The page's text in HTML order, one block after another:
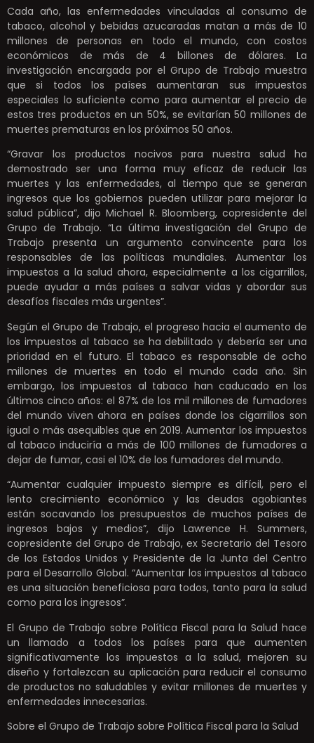
Cada año, las enfermedades vinculadas al consumo de
tabaco, alcohol y bebidas azucaradas matan a más de 10
millones de personas en todo el mundo, con costos
económicos de más de 4 billones de dólares. La
investigación encargada por el Grupo de Trabajo muestra
que si todos los países aumentaran sus impuestos
especiales lo suficiente como para aumentar el precio de
estos tres productos en un 50%, se evitarían 50 millones de
muertes prematuras en los próximos 50 años.
“Gravar los productos nocivos para nuestra salud ha
demostrado ser una forma muy eficaz de reducir las
muertes y las enfermedades, al tiempo que se generan
ingresos que los gobiernos pueden utilizar para mejorar la
salud pública”, dijo Michael R. Bloomberg, copresidente del
Grupo de Trabajo. “La última investigación del Grupo de
Trabajo presenta un argumento convincente para los
responsables de las políticas mundiales. Aumentar los
impuestos a la salud ahora, especialmente a los cigarrillos,
puede ayudar a más países a salvar vidas y abordar sus
desafíos fiscales más urgentes”.
Según el Grupo de Trabajo, el progreso hacia el aumento de
los impuestos al tabaco se ha debilitado y debería ser una
prioridad en el futuro. El tabaco es responsable de ocho
millones de muertes en todo el mundo cada año. Sin
embargo, los impuestos al tabaco han caducado en los
últimos cinco años: el 87% de los mil millones de fumadores
del mundo viven ahora en países donde los cigarrillos son
igual o más asequibles que en 2019. Aumentar los impuestos
al tabaco induciría a más de 100 millones de fumadores a
dejar de fumar, casi el 10% de los fumadores del mundo.
“Aumentar cualquier impuesto siempre es difícil, pero el
lento crecimiento económico y las deudas agobiantes
están socavando los presupuestos de muchos países de
ingresos bajos y medios”, dijo Lawrence H. Summers,
copresidente del Grupo de Trabajo, ex Secretario del Tesoro
de los Estados Unidos y Presidente de la Junta del Centro
para el Desarrollo Global. “Aumentar los impuestos al tabaco
es una situación beneficiosa para todos, tanto para la salud
como para los ingresos”.
El Grupo de Trabajo sobre Política Fiscal para la Salud hace
un llamado a todos los países para que aumenten
significativamente los impuestos a la salud, mejoren su
diseño y fortalezcan su aplicación para reducir el consumo
de productos no saludables y evitar millones de muertes y
enfermedades innecesarias.
Sobre el Grupo de Trabajo sobre Política Fiscal para la Salud